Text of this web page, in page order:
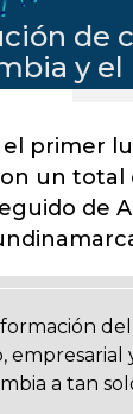
primer
un total
de
empresarial
a tan